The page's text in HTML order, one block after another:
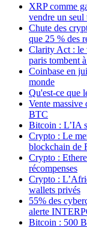
XRP comme
vendre un seul
Chute des
que 25 % des
Clarity Act : le
paris tombent
Coinbase en
monde
Qu'est-ce que
Vente
BTC
Bitcoin : L’IA
Crypto : Le
blockchain de
Crypto :
récompenses
Crypto :
wallets privés
55% des
alerte
Bitcoin : 500